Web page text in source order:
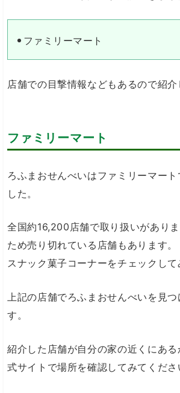
ファミリーマート
店舗での目撃情報などもあるので紹介
ファミリーマート
ろふまおせんべいはファミリーマート
した。
全国約16,200店舗で取り扱いがあり
ため売り切れている店舗もあります。
スナック菓子コーナーをチェックして
上記の店舗でろふまおせんべいを見つ
す。
紹介した店舗が自分の家の近くにあ
式サイトで場所を確認してみてくださ